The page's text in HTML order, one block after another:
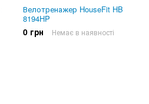
Велотренажер HouseFit HB
8194HP
0 грн Немає в наявності